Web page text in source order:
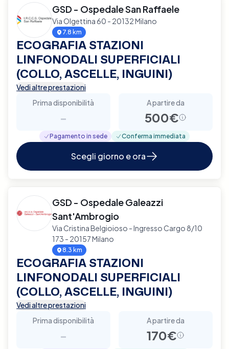
GSD - Ospedale San Raffaele
Via Olgettina 60 - 20132 Milano
7.8 km
ECOGRAFIA STAZIONI
LINFONODALI SUPERFICIALI
(COLLO, ASCELLE, INGUINI)
Vedi altre prestazioni
Prima disponibilità
-
A partire da
500€
Pagamento in sede Conferma immediata
Scegli giorno e ora
GSD - Ospedale Galeazzi
Sant'Ambrogio
Via Cristina Belgioioso - Ingresso Cargo 8/10
173 - 20157 Milano
8.3 km
ECOGRAFIA STAZIONI
LINFONODALI SUPERFICIALI
(COLLO, ASCELLE, INGUINI)
Vedi altre prestazioni
Prima disponibilità
-
A partire da
170€